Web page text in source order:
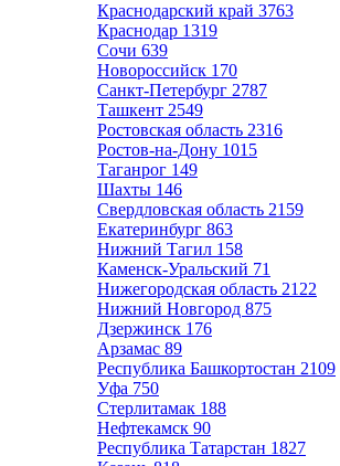
Краснодарский край 3763
Краснодар 1319
Сочи 639
Новороссийск 170
Санкт-Петербург 2787
Ташкент 2549
Ростовская область 2316
Ростов-на-Дону 1015
Таганрог 149
Шахты 146
Свердловская область 2159
Екатеринбург 863
Нижний Тагил 158
Каменск-Уральский 71
Нижегородская область 2122
Нижний Новгород 875
Дзержинск 176
Арзамас 89
Республика Башкортостан 2109
Уфа 750
Стерлитамак 188
Нефтекамск 90
Республика Татарстан 1827